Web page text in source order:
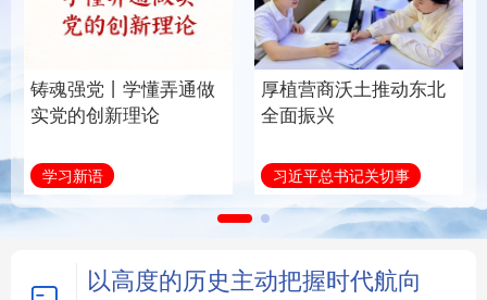
健康 军事
访谈 视频 图片 政务
信息化 数字经济
学术中国 乡村振兴 银龄 溯源中国
铸魂强党丨学懂弄通做
实党的创新理论
学习新语
厚植营商沃土推动东北
全面振兴
习近平总书记关切事
以高度的历史主动把握时代航向